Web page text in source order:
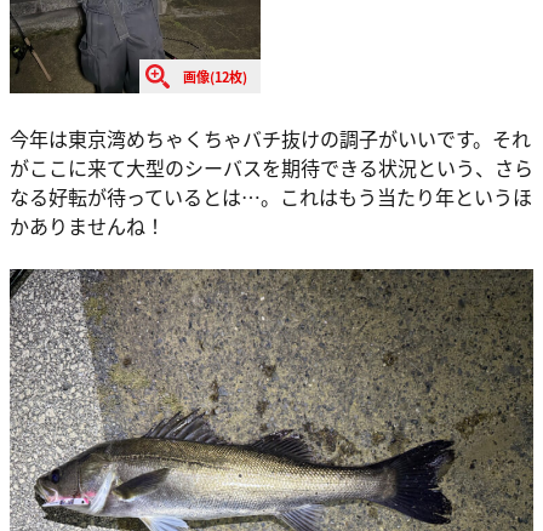
画像(12枚)
今年は東京湾めちゃくちゃバチ抜けの調子がいいです。それ
がここに来て大型のシーバスを期待できる状況という、さら
なる好転が待っているとは…。これはもう当たり年というほ
かありませんね！